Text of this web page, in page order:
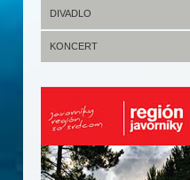
DIVADLO
KONCERT